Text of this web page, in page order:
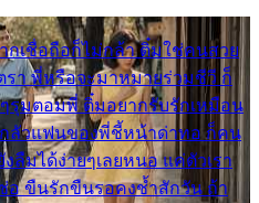
กเชื่อถือก็ไม่กล้า ติ๋มใช่คนสวย
รา พี่หรือจะมาหมายร่วมชีวี ก็
รุมตอมพี่ ติ๋มอยากรับรักเหมือน
ลัวแฟนของพี่ชี้หน้าด่าทอ ก็คน
ลืมได้ง่ายๆเลยหนอ แค่ตัวเรา
อ ขืนรักขืนรอคงช้ำสักวัน ถ้า